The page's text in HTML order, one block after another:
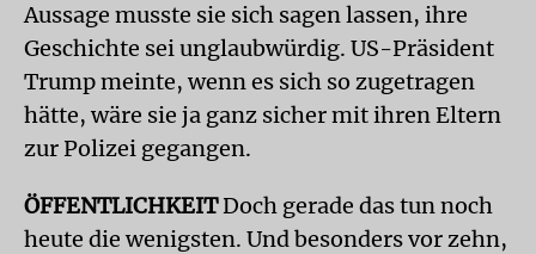
Aussage musste sie sich sagen lassen, ihre
Geschichte sei unglaubwürdig. US-Präsident
Trump meinte, wenn es sich so zugetragen
hätte, wäre sie ja ganz sicher mit ihren Eltern
zur Polizei gegangen.
ÖFFENTLICHKEITDoch gerade das tun noch
heute die wenigsten. Und besonders vor zehn,